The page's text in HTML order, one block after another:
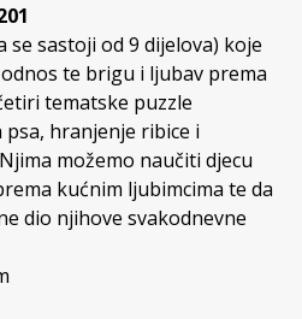
se sastoji od 9 dijelova) koje
te brigu i ljubav prema
tematske puzzle
psa, hranjenje ribice i
možemo naučiti djecu
kućnim ljubimcima te da
dio njihove svakodnevne